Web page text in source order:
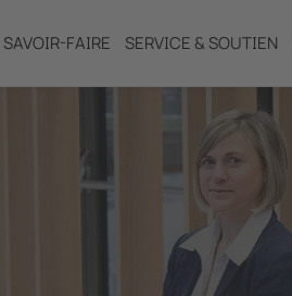
SAVOIR-FAIRE SERVICE & SOUTIEN